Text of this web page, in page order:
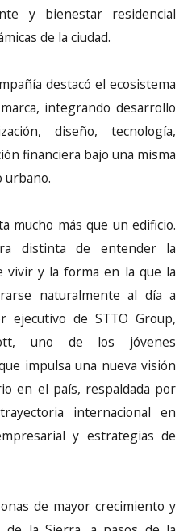
y bienestar residencial
de la ciudad.
destacó el ecosistema
integrando desarrollo
diseño, tecnología,
financiera bajo una misma
urbano.
mucho más que un edificio.
distinta de entender la
vivir y la forma en la que la
naturalmente al día a
ejecutivo de STTO Group,
uno de los jóvenes
impulsa una nueva visión
en el país, respaldada por
internacional en
y estrategias de
de mayor crecimiento y